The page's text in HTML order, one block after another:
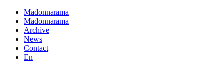
Madonnarama
Madonnarama
Archive
News
Contact
En